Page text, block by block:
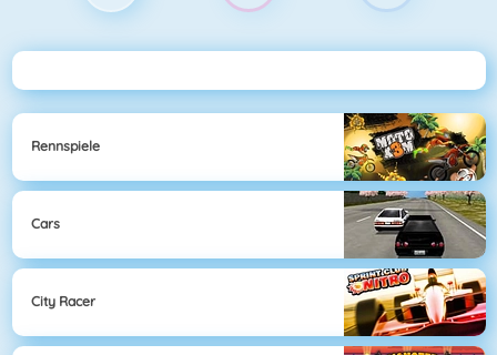
Rennspiele
Cars
City Racer